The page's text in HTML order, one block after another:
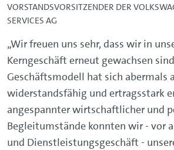
VORSTANDSVORSITZENDER DER
SERVICES AG
„Wir freuen uns sehr, dass wir in
Kerngeschäft erneut gewachsen
Geschäftsmodell hat sich abermals
widerstandsfähig und ertragsstark
angespannter wirtschaftlicher und
Begleitumstände konnten wir - vor
und Dienstleistungsgeschäft -